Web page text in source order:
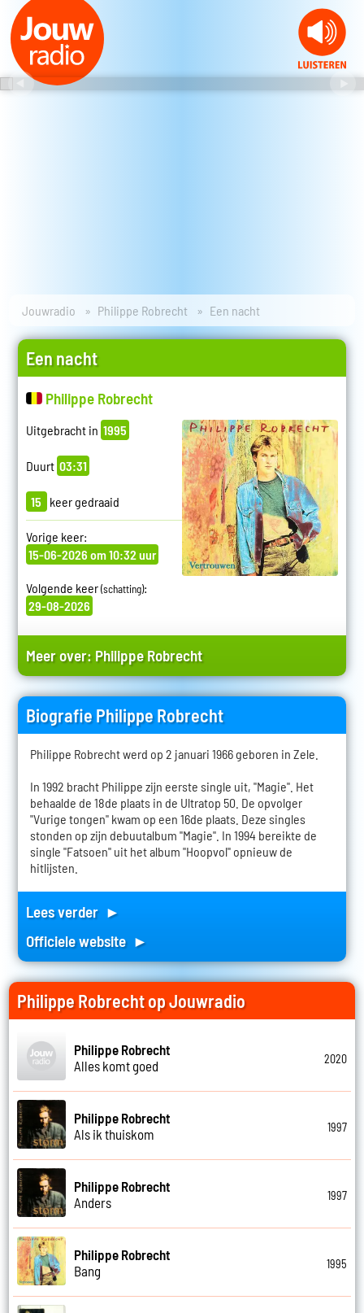
Jouwradio Philippe Robrecht Een nacht
Een nacht
Philippe Robrecht
Uitgebracht in 1995
Duurt 03:31
15 keer gedraaid
Vorige keer:
15-06-2026 om 10:32 uur
Volgende keer(schatting):
29-08-2026
Meer over: Philippe Robrecht
Biografie Philippe Robrecht
Philippe Robrecht werd op 2 januari 1966 geboren in Zele.
In 1992 bracht Philippe zijn eerste single uit, "Magie". Het
behaalde de 18de plaats in de Ultratop 50. De opvolger
"Vurige tongen" kwam op een 16de plaats. Deze singles
stonden op zijn debuutalbum "Magie". In 1994 bereikte de
single "Fatsoen" uit het album "Hoopvol" opnieuw de
hitlijsten.
Lees verder ►
Officiele website ►
Philippe Robrecht op Jouwradio
Philippe Robrecht
Alles komt goed
2020
Philippe Robrecht
Als ik thuiskom
1997
Philippe Robrecht
Anders
1997
Philippe Robrecht
Bang
1995